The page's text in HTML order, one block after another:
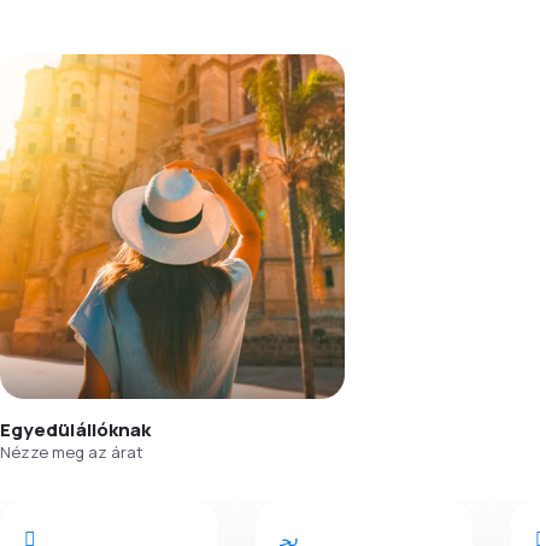
Egyedülállóknak
Nézze meg az árat